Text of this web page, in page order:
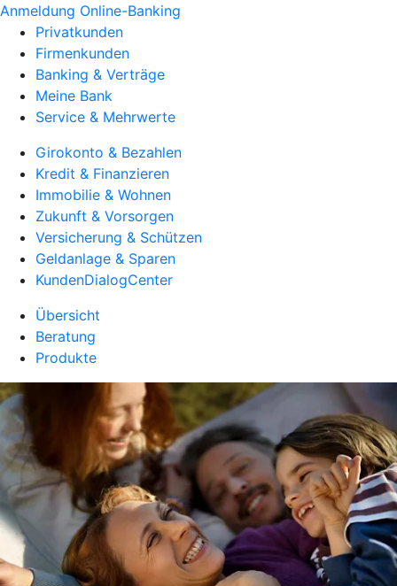
Anmeldung Online-Banking
Privatkunden
Firmenkunden
Banking & Verträge
Meine Bank
Service & Mehrwerte
Girokonto & Bezahlen
Kredit & Finanzieren
Immobilie & Wohnen
Zukunft & Vorsorgen
Versicherung & Schützen
Geldanlage & Sparen
KundenDialogCenter
Übersicht
Beratung
Produkte